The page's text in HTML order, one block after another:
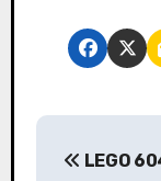
B
LEGO